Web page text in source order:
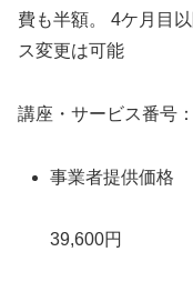
費も半額。 4ケ月目
ス変更は可能
講座・サービス番号
事業者提供価格
39,600円